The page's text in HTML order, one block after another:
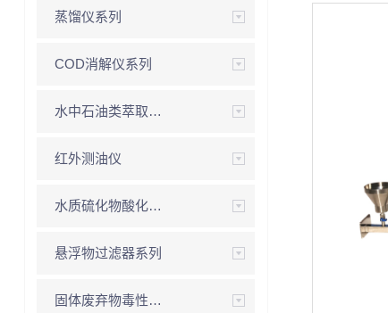
蒸馏仪系列
COD消解仪系列
水中石油类萃取系列
红外测油仪
水质硫化物酸化氮吹系列
悬浮物过滤器系列
固体废弃物毒性浸出系列